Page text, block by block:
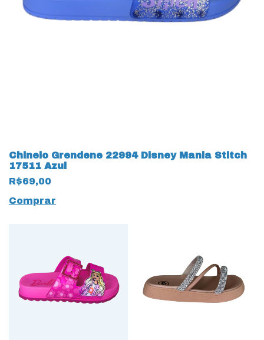
Chinelo Grendene 22994 Disney Mania Stitch
17511 Azul
R$69,00
Comprar